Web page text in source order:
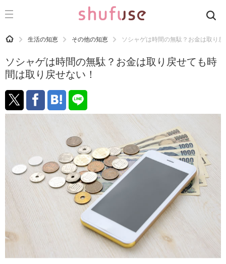
CATEGORY 記事カテゴリ
運気
洗濯
生活の知恵
マナー
趣味
食材辞典
おすすめ
HOME 生活の知恵 その他の知恵 ソシャゲは時間の無駄？お金は取り
ソシャゲは時間の無駄？お金は取り戻せても時
間は取り戻せない！